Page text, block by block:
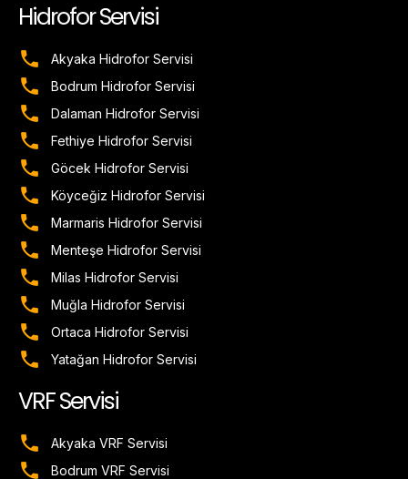
Hidrofor Servisi
Akyaka Hidrofor Servisi
Bodrum Hidrofor Servisi
Dalaman Hidrofor Servisi
Fethiye Hidrofor Servisi
Göcek Hidrofor Servisi
Köyceğiz Hidrofor Servisi
Marmaris Hidrofor Servisi
Menteşe Hidrofor Servisi
Milas Hidrofor Servisi
Muğla Hidrofor Servisi
Ortaca Hidrofor Servisi
Yatağan Hidrofor Servisi
VRF Servisi
Akyaka VRF Servisi
Bodrum VRF Servisi